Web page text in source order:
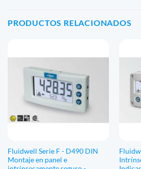
PRODUCTOS RELACIONADOS
Fluidwell Serie F - D490 DIN
Montaje en panel e